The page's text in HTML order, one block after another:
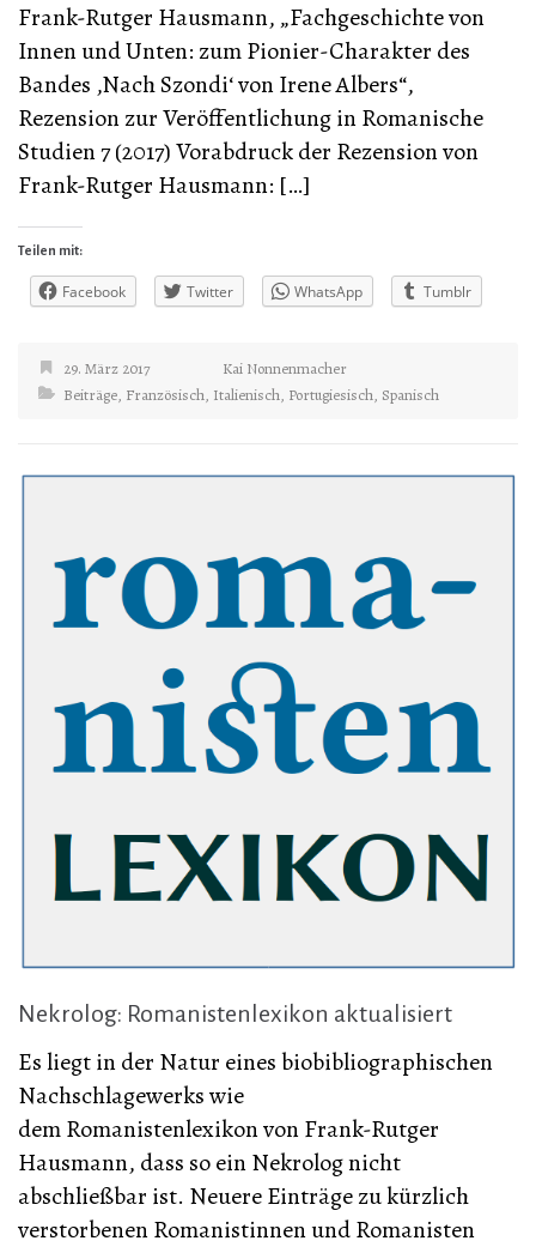
Frank-Rutger Hausmann, „Fachgeschichte von
Innen und Unten: zum Pionier-Charakter des
Bandes ‚Nach Szondi‘ von Irene Albers“,
Rezension zur Veröffentlichung in Romanische
Studien 7 (2017) Vorabdruck der Rezension von
Frank-Rutger Hausmann: […]
Teilen mit:
Facebook Twitter WhatsApp Tumblr
29. März 2017
Kai Nonnenmacher
Beiträge, Französisch, Italienisch, Portugiesisch, Spanisch
Nekrolog: Romanistenlexikon aktualisiert
Es liegt in der Natur eines biobibliographischen
Nachschlagewerks wie
dem Romanistenlexikon von Frank-Rutger
Hausmann, dass so ein Nekrolog nicht
abschließbar ist. Neuere Einträge zu kürzlich
verstorbenen Romanistinnen und Romanisten